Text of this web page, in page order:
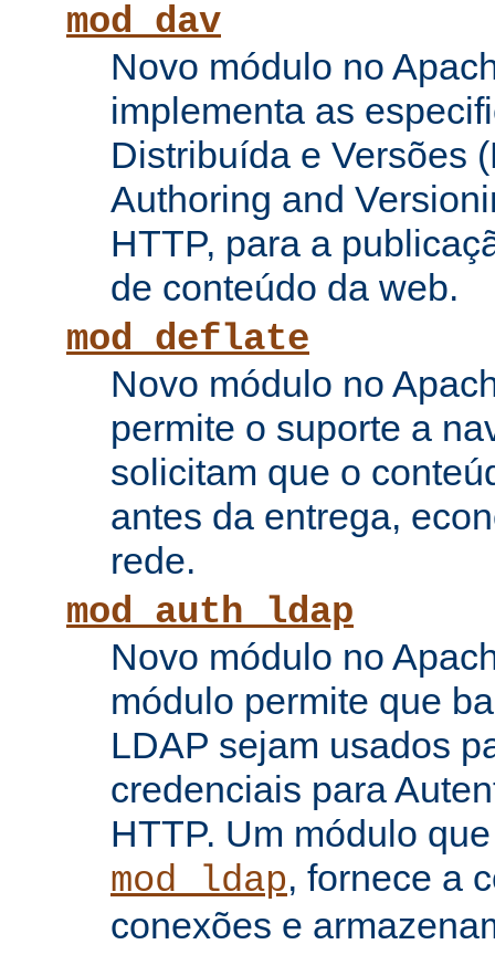
mod_dav
Novo módulo no
implementa as
Distribuída e Versões
Authoring and
HTTP, para a
de conteúdo da web.
mod_deflate
Novo módulo no
permite o suporte a
solicitam que o
antes da entrega,
rede.
mod_auth_ldap
Novo módulo no
módulo permite que
LDAP sejam usados
credenciais para
HTTP. Um módulo
mod_ldap, fornece a
conexões e